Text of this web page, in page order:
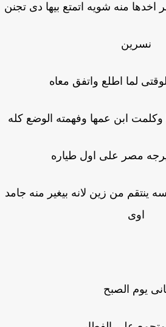
منه شويه اتمتع بيها دى تجنن
نسرين
لما اطلع واتفق معاه
ابن عمها وفهمته الوضع كله
مصر على اول طياره
من زين لانه بيغير منه جامد
اوى
يوم الصبح